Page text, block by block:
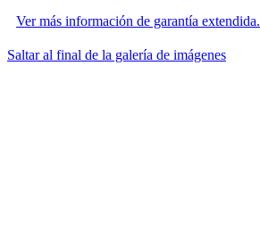
Ver más información de garantía extendida.
Saltar al final de la galería de imágenes